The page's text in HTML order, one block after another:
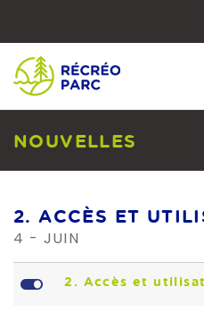
vers
bas
NOUVELLES
2. ACCÈS ET
4 - JUIN
L 2. Accès et